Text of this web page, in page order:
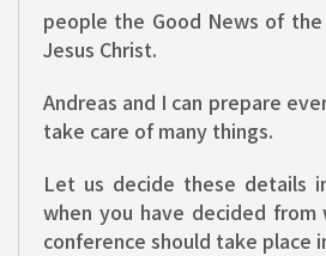
people the Good News of
Jesus Christ.
Andreas and I can prepare
take care of many things.
Let us decide these details
when you have decided
conference should take place